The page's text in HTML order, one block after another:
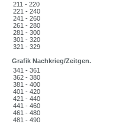
211 - 220
221 - 240
241 - 260
261 - 280
281 - 300
301 - 320
321 - 329
Grafik Nachkrieg/Zeitgen.
341 - 361
362 - 380
381 - 400
401 - 420
421 - 440
441 - 460
461 - 480
481 - 490